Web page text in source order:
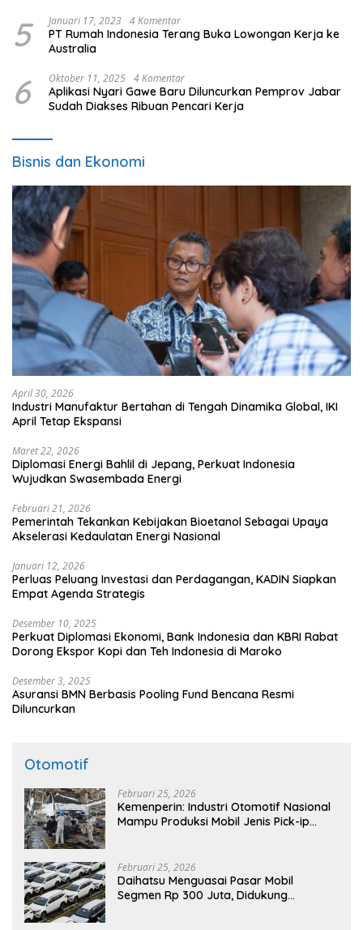
5 Januari 17, 2023 4 Komentar
PT Rumah Indonesia Terang Buka Lowongan Kerja ke
Australia
6 Oktober 11, 2025 4 Komentar
Aplikasi Nyari Gawe Baru Diluncurkan Pemprov Jabar
Sudah Diakses Ribuan Pencari Kerja
Bisnis dan Ekonomi
April 30, 2026
Industri Manufaktur Bertahan di Tengah Dinamika Global, IKI
April Tetap Ekspansi
Maret 22, 2026
Diplomasi Energi Bahlil di Jepang, Perkuat Indonesia
Wujudkan Swasembada Energi
Februari 21, 2026
Pemerintah Tekankan Kebijakan Bioetanol Sebagai Upaya
Akselerasi Kedaulatan Energi Nasional
Januari 12, 2026
Perluas Peluang Investasi dan Perdagangan, KADIN Siapkan
Empat Agenda Strategis
Desember 10, 2025
Perkuat Diplomasi Ekonomi, Bank Indonesia dan KBRI Rabat
Dorong Ekspor Kopi dan Teh Indonesia di Maroko
Desember 3, 2025
Asuransi BMN Berbasis Pooling Fund Bencana Resmi
Diluncurkan
Otomotif
Februari 25, 2026
Kemenperin: Industri Otomotif Nasional
Mampu Produksi Mobil Jenis Pick-ip
Februari 25, 2026
Daihatsu Menguasai Pasar Mobil
Segmen Rp 300 Juta, Didukung